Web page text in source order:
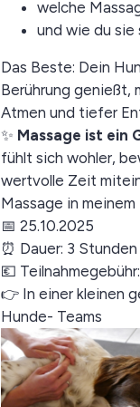
welche
und wie du sie
Das Beste: Dein
Berührung genießt,
Atmen und tiefer
✨ Massage ist ein
fühlt sich wohler,
wertvolle Zeit
Massage in meinem
📅 25.10.2025
⏰ Dauer: 3 Stunden
💶
👉 In einer kleinen
Hunde- Teams